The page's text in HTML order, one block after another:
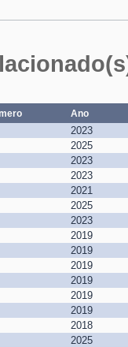
Ano
2023
2025
2023
2023
2021
2025
2023
2019
2019
2019
2019
2019
2019
2018
2025